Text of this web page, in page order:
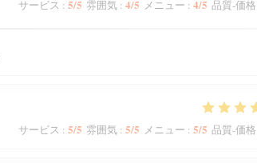
サービス : 5/5 雰囲気 : 4/5 メニュー : 4/5 品質-価格
サービス : 5/5 雰囲気 : 5/5 メニュー : 5/5 品質-価格